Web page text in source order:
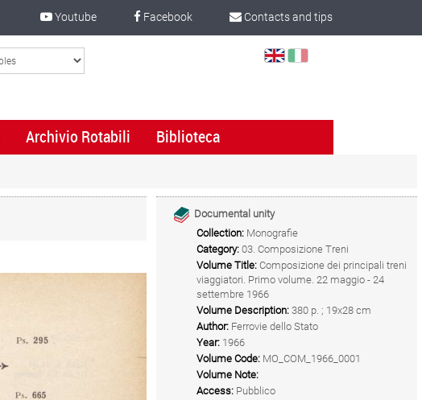
Contacts and tips
Facebook
Youtube
Select
Archivio Rotabili Biblioteca
Documental unity
Collection: Monografie
Category: 03. Composizione Treni
Volume Title: Composizione dei principali treni
viaggiatori. Primo volume. 22 maggio - 24
settembre 1966
Volume Description: 380 p. ; 19x28 cm
Author: Ferrovie dello Stato
Year: 1966
Volume Code: MO_COM_1966_0001
Volume Note:
Access: Pubblico